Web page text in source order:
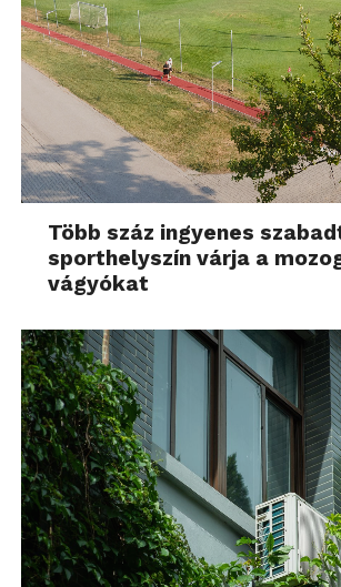
Több száz ingyenes
sporthelyszín várja a
vágyókat